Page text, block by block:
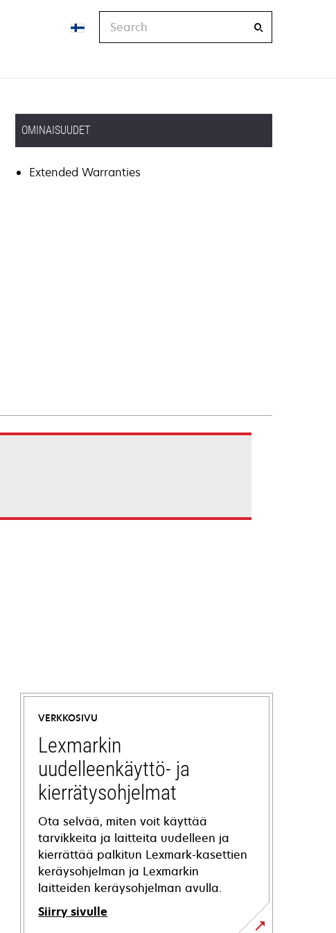
OMINAISUUDET
Extended Warranties
VERKKOSIVU
Lexmarkin
uudelleenkäyttö- ja
kierrätysohjelmat
Ota selvää, miten voit käyttää
tarvikkeita ja laitteita uudelleen ja
kierrättää palkitun Lexmark-kasettien
keräysohjelman ja Lexmarkin
laitteiden keräysohjelman avulla.
Siirry sivulle